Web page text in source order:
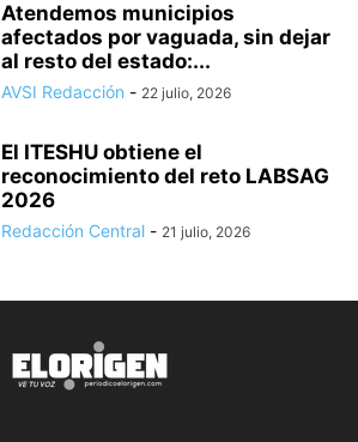
Atendemos municipios
afectados por vaguada, sin dejar
al resto del estado:...
AVSI Redacción - 22 julio, 2026
El ITESHU obtiene el
reconocimiento del reto LABSAG
2026
Redacción Central - 21 julio, 2026